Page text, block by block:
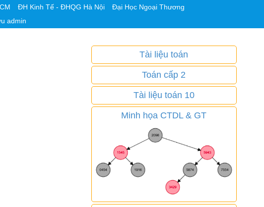
ĐH Kinh Tế - ĐHQG Hà Nội
Đại Học Ngoại Thương
admin
Tài liệu toán
Toán cấp 2
Tài liệu toán 10
Minh họa CTDL & GT